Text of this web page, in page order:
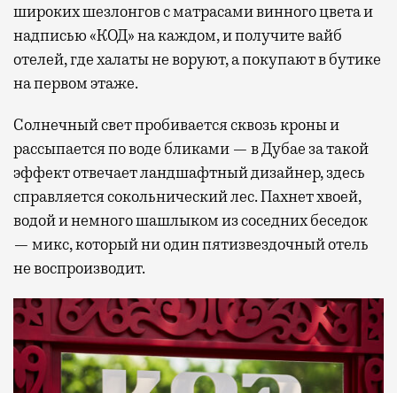
широких шезлонгов с матрасами винного цвета и
надписью «КОД» на каждом, и получите вайб
отелей, где халаты не воруют, а покупают в бутике
на первом этаже.
Солнечный свет пробивается сквозь кроны и
рассыпается по воде бликами — в Дубае за такой
эффект отвечает ландшафтный дизайнер, здесь
справляется сокольнический лес. Пахнет хвоей,
водой и немного шашлыком из соседних беседок
— микс, который ни один пятизвездочный отель
не воспроизводит.